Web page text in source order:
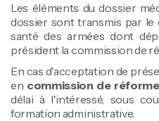
Les éléments du dossier
dossier sont transmis par le
santé des armées dont
président la commission de
En cas d'acceptation de
en commission de réforme
délai à l'intéressé, sous
formation administrative.